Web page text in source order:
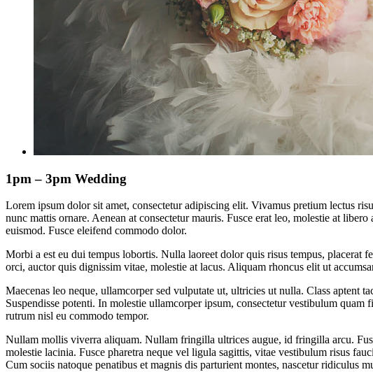
1pm – 3pm Wedding
Lorem ipsum dolor sit amet, consectetur adipiscing elit. Vivamus pretium lectus
nunc mattis ornare. Aenean at consectetur mauris. Fusce erat leo, molestie at
euismod. Fusce eleifend commodo dolor.
Morbi a est eu dui tempus lobortis. Nulla laoreet dolor quis risus tempus, placerat
orci, auctor quis dignissim vitae, molestie at lacus. Aliquam rhoncus elit ut
Maecenas leo neque, ullamcorper sed vulputate ut, ultricies ut nulla. Class aptent
Suspendisse potenti. In molestie ullamcorper ipsum, consectetur vestibulum
rutrum nisl eu commodo tempor.
Nullam mollis viverra aliquam. Nullam fringilla ultrices augue, id fringilla arcu.
molestie lacinia. Fusce pharetra neque vel ligula sagittis, vitae vestibulum risus
Cum sociis natoque penatibus et magnis dis parturient montes, nascetur ridiculus